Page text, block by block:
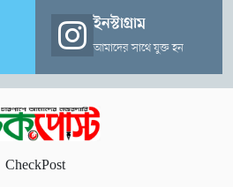
ইনস্টাগ্রাম
আমাদের সাথে যুক্ত হন
CheckPost